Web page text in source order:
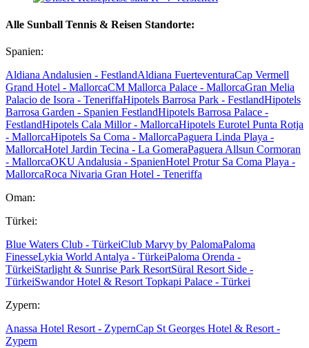
Alle Sunball Tennis & Reisen Standorte:
Spanien:
Aldiana Andalusien - FestlandAldiana FuerteventuraCap Vermell
Grand Hotel - MallorcaCM Mallorca Palace - MallorcaGran Melia
Palacio de Isora - TeneriffaHipotels Barrosa Park - FestlandHipotels
Barrosa Garden - Spanien FestlandHipotels Barrosa Palace -
FestlandHipotels Cala Millor - MallorcaHipotels Eurotel Punta Rotja
- MallorcaHipotels Sa Coma - MallorcaPaguera Linda Playa -
MallorcaHotel Jardin Tecina - La GomeraPaguera Allsun Cormoran
- MallorcaOKU Andalusia - SpanienHotel Protur Sa Coma Playa -
MallorcaRoca Nivaria Gran Hotel - Teneriffa
Oman:
Türkei:
Blue Waters Club - TürkeiClub Marvy by PalomaPaloma
FinesseLykia World Antalya - TürkeiPaloma Orenda -
TürkeiStarlight & Sunrise Park ResortSüral Resort Side -
TürkeiSwandor Hotel & Resort Topkapi Palace - Türkei
Zypern:
Anassa Hotel Resort - ZypernCap St Georges Hotel & Resort -
Zypern